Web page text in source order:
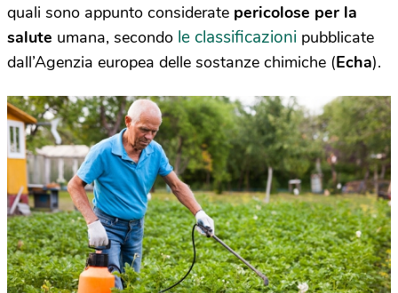
quali sono appunto considerate pericolose per la
salute umana, secondo le classificazioni pubblicate
dall’Agenzia europea delle sostanze chimiche (Echa).